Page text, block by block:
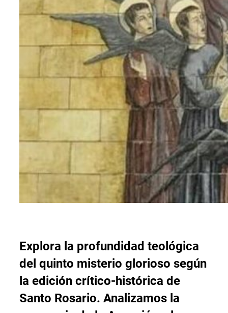
Explora la profundidad teológica
del quinto misterio glorioso según
la edición crítico-histórica de
Santo Rosario. Analizamos la